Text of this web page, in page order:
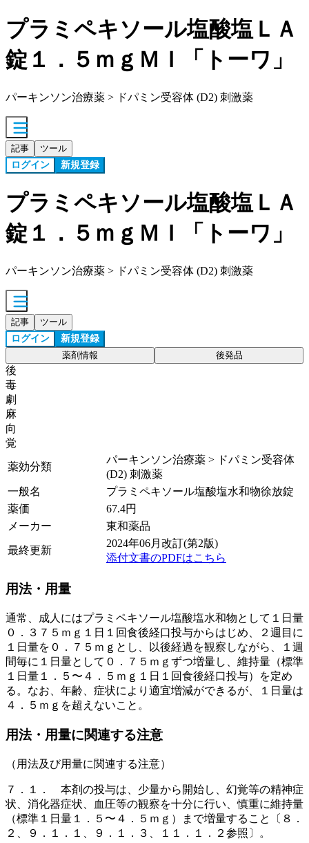
プラミペキソール塩酸塩ＬＡ
錠１．５ｍｇＭＩ「トーワ」
パーキンソン治療薬 > ドパミン受容体 (D2) 刺激薬
記事 ツール
ログイン 新規登録
プラミペキソール塩酸塩ＬＡ
錠１．５ｍｇＭＩ「トーワ」
パーキンソン治療薬 > ドパミン受容体 (D2) 刺激薬
記事 ツール
ログイン 新規登録
薬剤情報 後発品
後
毒
劇
麻
向
覚
薬効分類
パーキンソン治療薬 > ドパミン受容体
(D2) 刺激薬
一般名
プラミペキソール塩酸塩水和物徐放錠
薬価
67.4円
メーカー
東和薬品
最終更新
2024年06月改訂(第2版)
添付文書のPDFはこちら
用法・用量
通常、成人にはプラミペキソール塩酸塩水和物として１日量
０．３７５ｍｇ１日１回食後経口投与からはじめ、２週目に
１日量を０．７５ｍｇとし、以後経過を観察しながら、１週
間毎に１日量として０．７５ｍｇずつ増量し、維持量（標準
１日量１．５〜４．５ｍｇ１日１回食後経口投与）を定め
る。なお、年齢、症状により適宜増減ができるが、１日量は
４．５ｍｇを超えないこと。
用法・用量に関連する注意
（用法及び用量に関連する注意）
７．１． 本剤の投与は、少量から開始し、幻覚等の精神症
状、消化器症状、血圧等の観察を十分に行い、慎重に維持量
（標準１日量１．５〜４．５ｍｇ）まで増量すること〔８．
２、９．１．１、９．１．３、１１．１．２参照〕。